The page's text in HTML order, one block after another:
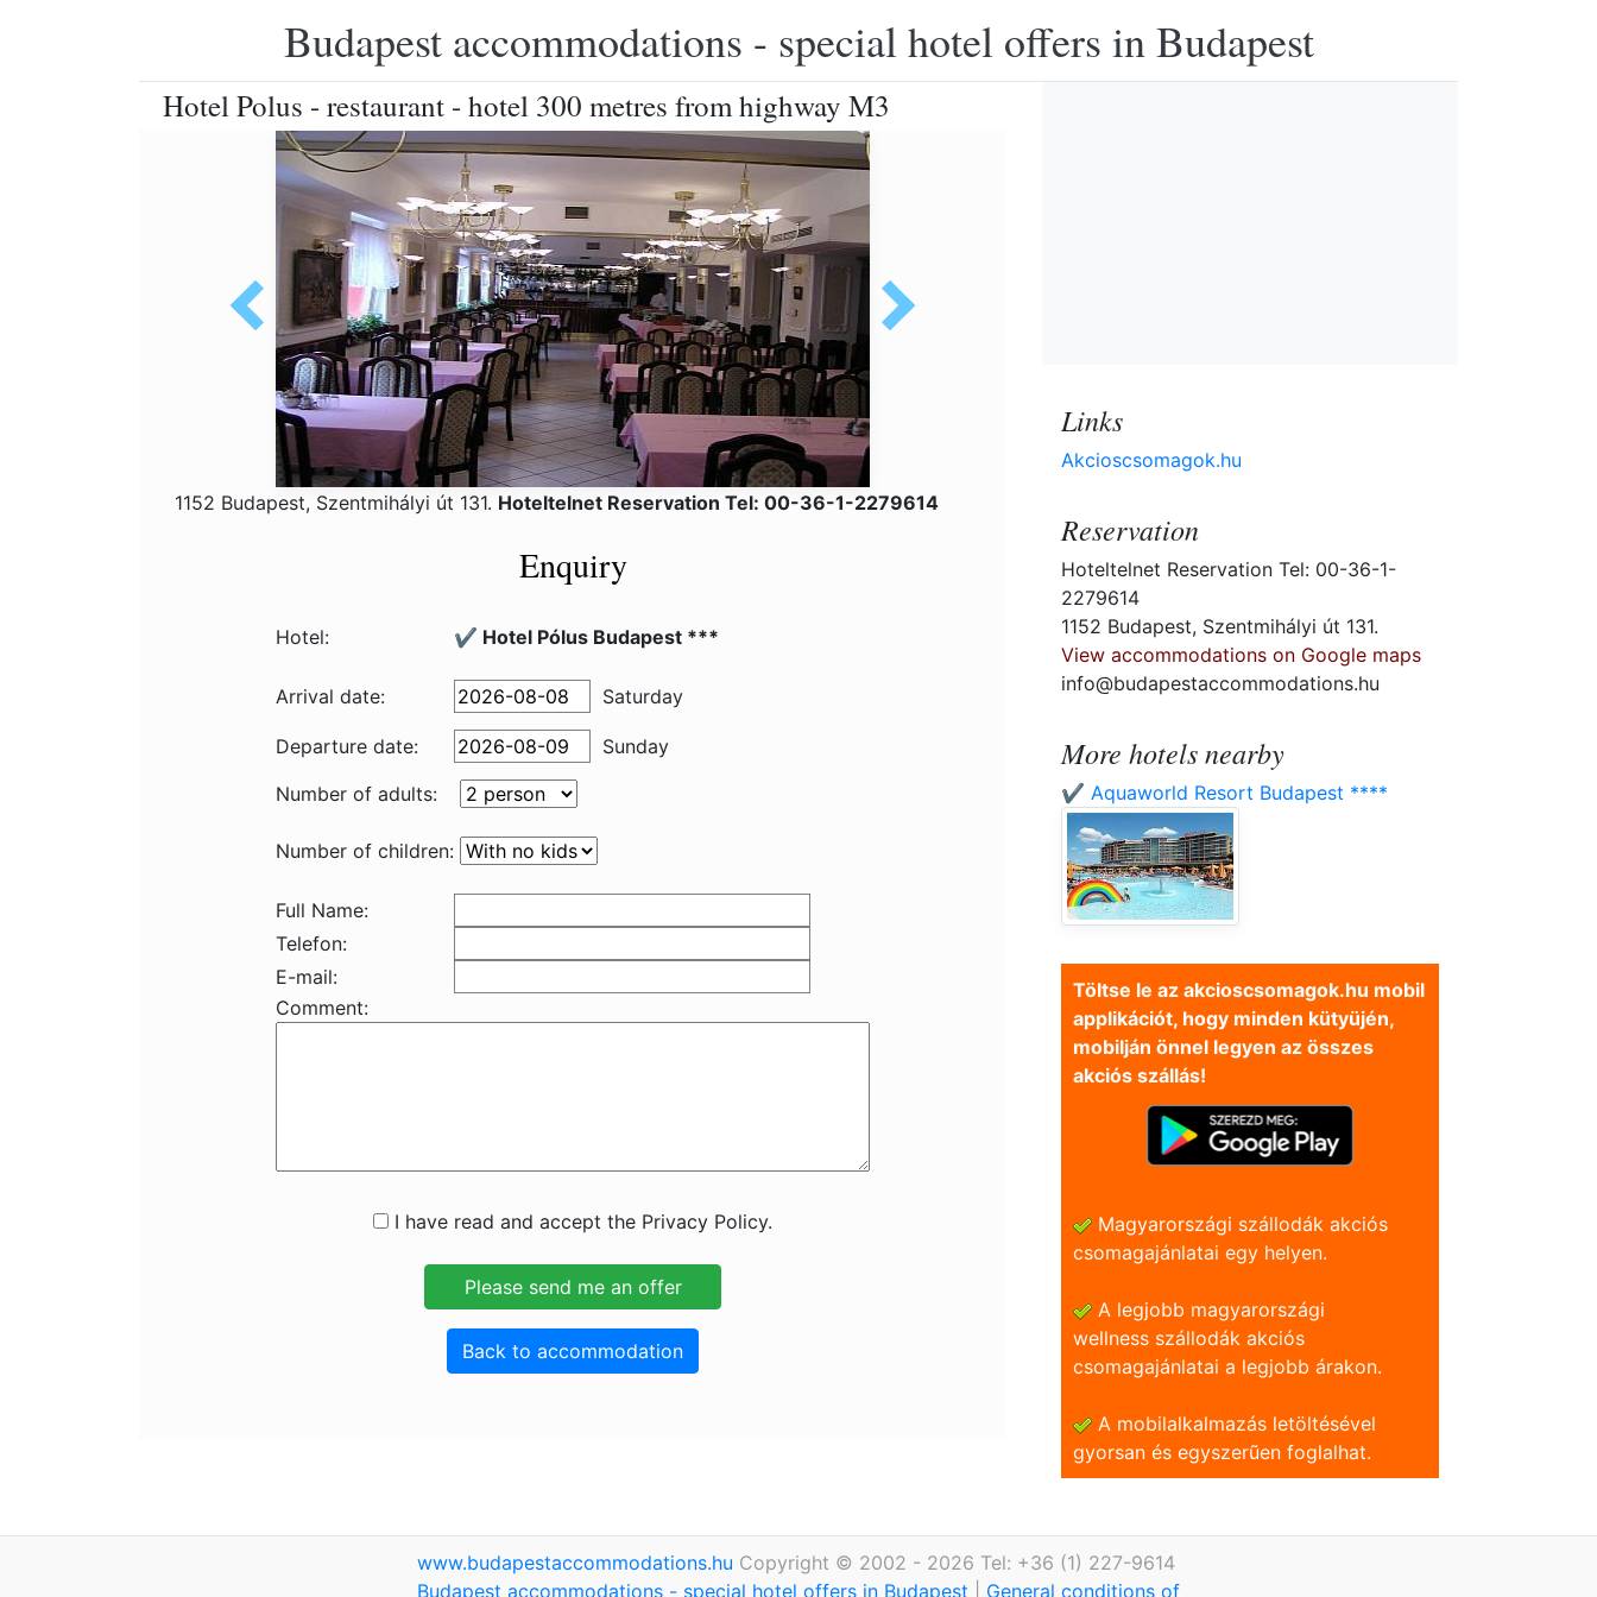
Budapest accommodations - special hotel offers in Budapest
Hotel Polus - restaurant - hotel 300 metres from highway M3
1152 Budapest, Szentmihályi út 131. Hoteltelnet Reservation Tel: 00-36-1-2279614
Enquiry
Hotel: ✔️ Hotel Pólus Budapest ***
Arrival date: Saturday
Departure date:
Sunday
Number of adults:
Number of children:
Full Name:
Telefon:
E-mail:
Comment:
I have read and accept the Privacy Policy.
Back to accommodation
Links
Akcioscsomagok.hu
Reservation
Hoteltelnet Reservation Tel: 00-36-1-
2279614
1152 Budapest, Szentmihályi út 131.
View accommodations on Google maps
info@budapestaccommodations.hu
More hotels nearby
✔️ Aquaworld Resort Budapest ****
Töltse le az akcioscsomagok.hu mobil
applikációt, hogy minden kütyüjén,
mobilján önnel legyen az összes
akciós szállás!
Magyarországi szállodák akciós
csomagajánlatai egy helyen.
A legjobb magyarországi
wellness szállodák akciós
csomagajánlatai a legjobb árakon.
A mobilalkalmazás letöltésével
gyorsan és egyszerũen foglalhat.
www.budapestaccommodations.hu Copyright © 2002 - 2026 Tel: +36 (1) 227-9614
Budapest accommodations - special hotel offers in Budapest
General conditions of